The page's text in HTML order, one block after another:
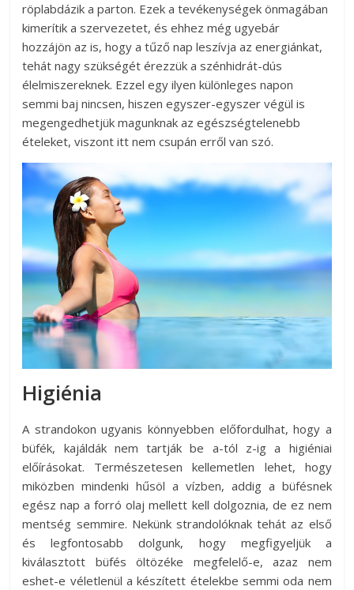
röplabdázik a parton. Ezek a tevékenységek önmagában
kimerítik a szervezetet, és ehhez még ugyebár
hozzájön az is, hogy a tűző nap leszívja az energiánkat,
tehát nagy szükségét érezzük a szénhidrát-dús
élelmiszereknek. Ezzel egy ilyen különleges napon
semmi baj nincsen, hiszen egyszer-egyszer végül is
megengedhetjük magunknak az egészségtelenebb
ételeket, viszont itt nem csupán erről van szó.
Higiénia
A strandokon ugyanis könnyebben előfordulhat, hogy a
büfék, kajáldák nem tartják be a-tól z-ig a higiéniai
előírásokat. Természetesen kellemetlen lehet, hogy
miközben mindenki hűsöl a vízben, addig a büfésnek
egész nap a forró olaj mellett kell dolgoznia, de ez nem
mentség semmire. Nekünk strandolóknak tehát az első
és legfontosabb dolgunk, hogy megfigyeljük a
kiválasztott büfés öltözéke megfelelő-e, azaz nem
eshet-e véletlenül a készített ételekbe semmi oda nem